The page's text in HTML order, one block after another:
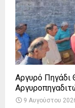
Αργυρό
9 Αυγούστου